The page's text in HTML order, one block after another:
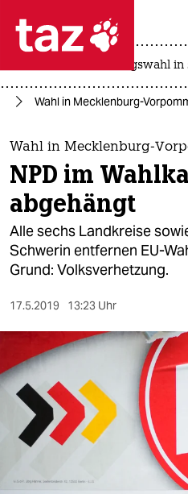
 taz zahl
taz zahl ich
themen
politik
öko
gesellschaft
sport
berlin
nord
wahrheit
landtagswahl
Wahl in Mecklenburg-
Wahl in Mecklenburg-
NPD im
abgehängt
Alle sechs Landkreise
Schwerin entfernen EU-
Grund: Volksverhetzung.
17.5.2019 13:23 Uhr